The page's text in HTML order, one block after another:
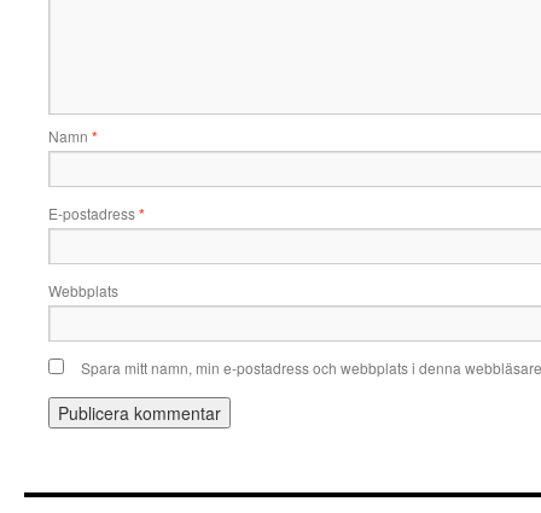
Namn *
E-postadress*
Webbplats
Spara mitt namn, min e-postadress och webbplats i denna